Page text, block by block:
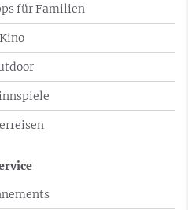
für Familien
Kino